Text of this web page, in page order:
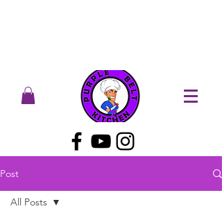
Post
All Posts